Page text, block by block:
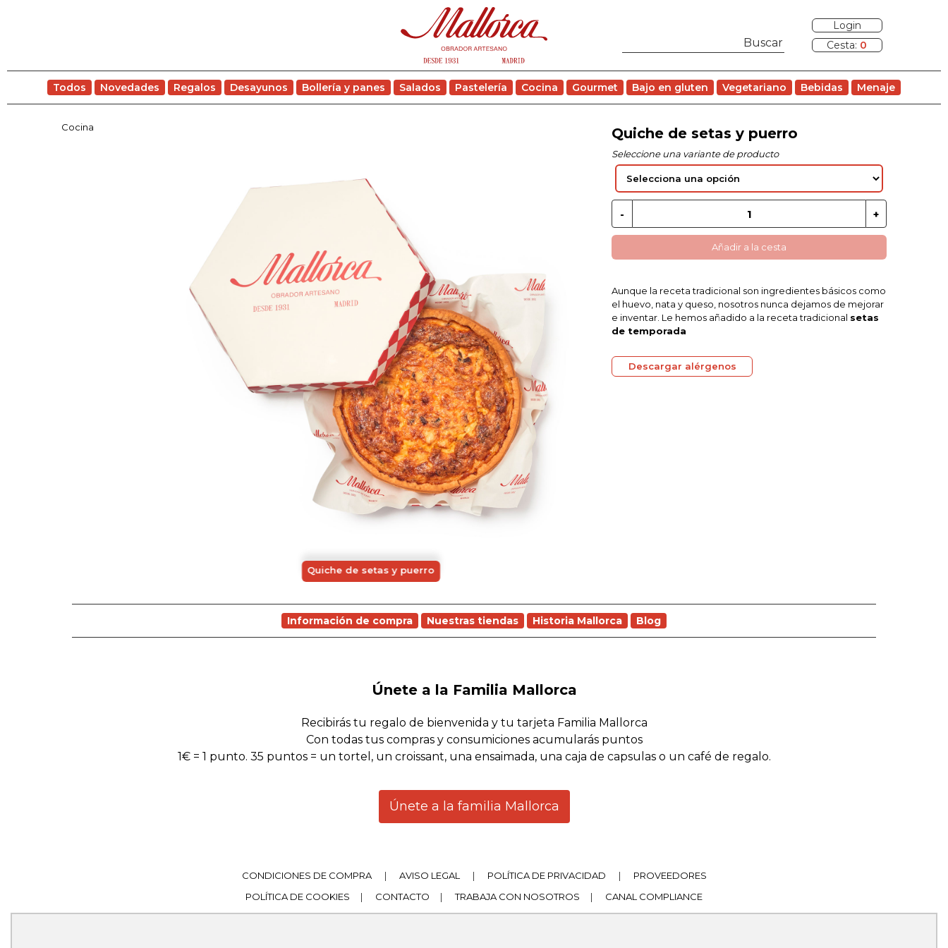
Login
Cesta: 0
Todos Novedades Regalos Desayunos Bollería y panes Salados Pastelería Cocina Gourmet Bajo en gluten Vegetariano Bebidas Menaje
Cocina
Quiche de setas y puerro
Quiche de setas y puerro
Seleccione una variante de producto
Añadir a la cesta
Aunque la receta tradicional son ingredientes básicos como
el huevo, nata y queso, nosotros nunca dejamos de mejorar
e inventar. Le hemos añadido a la receta tradicional setas
de temporada
Descargar alérgenos
Información de compra Nuestras tiendas Historia Mallorca Blog
Únete a la Familia Mallorca
Recibirás tu regalo de bienvenida y tu tarjeta Familia Mallorca
Con todas tus compras y consumiciones acumularás puntos
1€ = 1 punto. 35 puntos = un tortel, un croissant, una ensaimada, una caja de capsulas o un café de regalo.
Únete a la familia Mallorca
CONDICIONES DE COMPRA | AVISO LEGAL | POLÍTICA DE PRIVACIDAD |
PROVEEDORES
POLÍTICA DE COOKIES
| CONTACTO | TRABAJA CON NOSOTROS | CANAL COMPLIANCE